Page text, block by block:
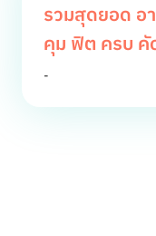
รวมสุดยอด อ
คุม ฟิต ครบ คั
หมอดี
-